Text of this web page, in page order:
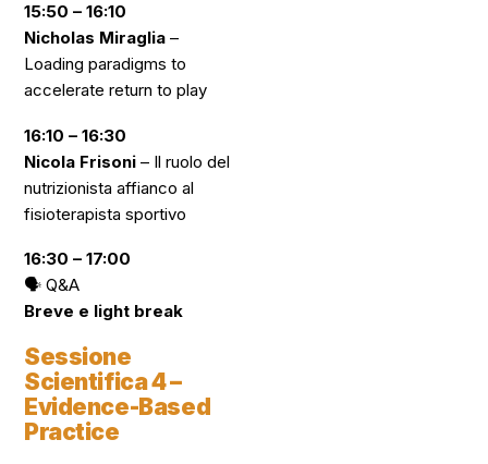
15:50 – 16:10
Nicholas Miraglia –
Loading paradigms to
accelerate return to play
16:10 – 16:30
Nicola Frisoni – Il ruolo del
nutrizionista affianco al
fisioterapista sportivo
16:30 – 17:00
🗣️ Q&A
Breve e light break
Sessione
Scientifica 4 –
Evidence-Based
Practice